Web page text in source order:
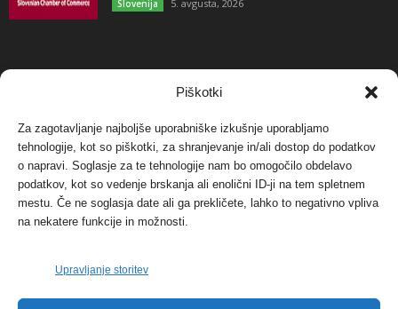
Piškotki
Za zagotavljanje najboljše uporabniške izkušnje uporabljamo
tehnologije, kot so piškotki, za shranjevanje in/ali dostop do podatkov
o napravi. Soglasje za te tehnologije nam bo omogočilo obdelavo
podatkov, kot so vedenje brskanja ali enolični ID-ji na tem spletnem
mestu. Če ne soglasja date ali ga prekličete, lahko to negativno vpliva
na nekatere funkcije in možnosti.
Upravljanje storitev
Slovenija 5. avgusta, 2026
NAJBOLJ KOMENTIRANO
Protest proti vetrnim elektrarnam na Ojstrici, v
svetu pa vedno bolj...
Dogodki 12. maja, 2017
Tožilstvo v Celovcu v korist elektrarnam
Verbund
FOTO: Razstava cvetličarskega mojstra Andreja